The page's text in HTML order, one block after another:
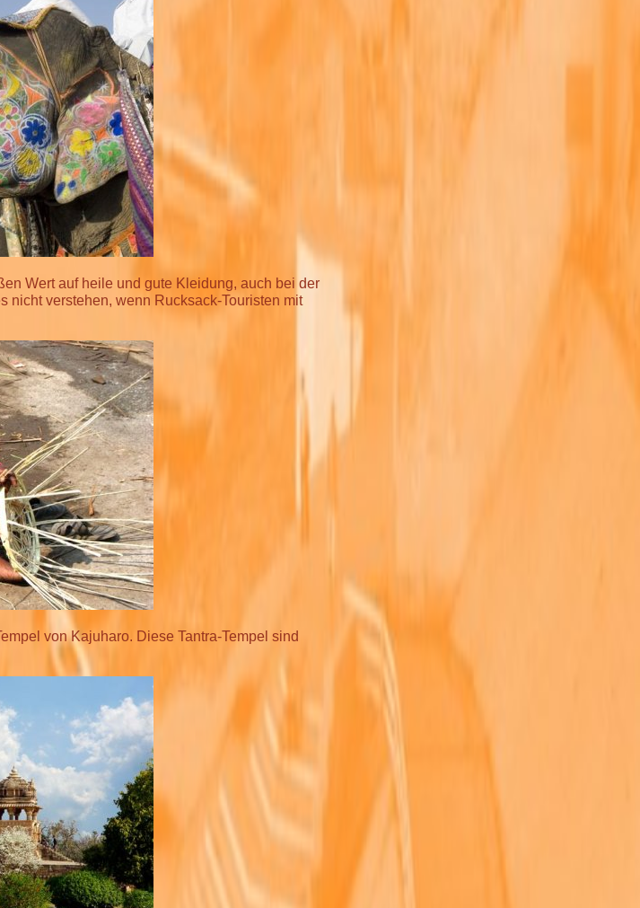
Wert auf heile und gute Kleidung, auch bei der
nicht verstehen, wenn Rucksack-Touristen mit
von Kajuharo. Diese Tantra-Tempel sind